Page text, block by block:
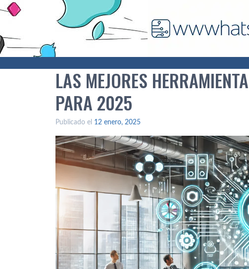
LAS MEJORES
PARA 2025
Publicado el 12 enero, 2025